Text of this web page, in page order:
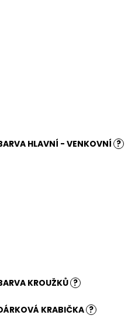
HLAVNÍ - VENKOVNÍ ?
KROUŽKŮ ?
KRABIČKA ?